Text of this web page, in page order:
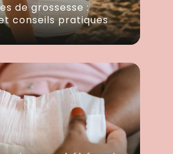
de grossesse :
conseils pratiques